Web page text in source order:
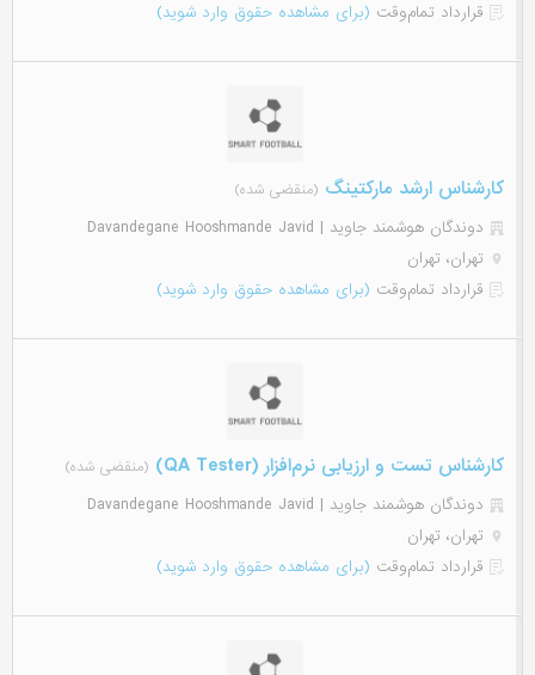
قرارداد تمام‌وقت (برای مشاهده حقوق وارد شوید)
کارشناس ارشد مارکتینگ (منقضی شده)
دوندگان هوشمند جاوید | Davandegane Hooshmande Javid
تهران، تهران
قرارداد تمام‌وقت (برای مشاهده حقوق وارد شوید)
کارشناس تست و ارزیابی نرم‌افزار (QA Tester) (منقضی شده)
دوندگان هوشمند جاوید | Davandegane Hooshmande Javid
تهران، تهران
قرارداد تمام‌وقت (برای مشاهده حقوق وارد شوید)